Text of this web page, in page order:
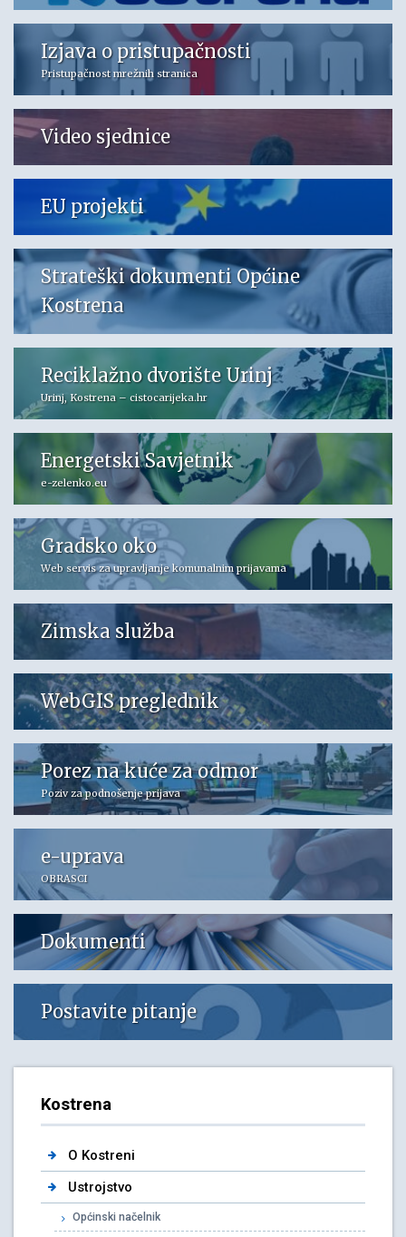
Izjava o pristupačnosti
Pristupačnost mrežnih stranica
Video sjednice
EU projekti
Strateški dokumenti Općine
Kostrena
Reciklažno dvorište Urinj
Urinj, Kostrena – cistocarijeka.hr
Energetski Savjetnik
e-zelenko.eu
Gradsko oko
Web servis za upravljanje komunalnim prijavama
Zimska služba
WebGIS preglednik
Porez na kuće za odmor
Poziv za podnošenje prijava
e-uprava
OBRASCI
Dokumenti
Postavite pitanje
Kostrena
O Kostreni
Ustrojstvo
Općinski načelnik